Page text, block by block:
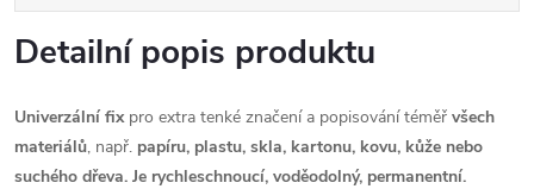
Detailní popis produktu
Univerzální fix pro extra tenké značení a popisování téměř všech
materiálů, např. papíru, plastu, skla, kartonu, kovu, kůže nebo
suchého dřeva. Je rychleschnoucí, voděodolný, permanentní.